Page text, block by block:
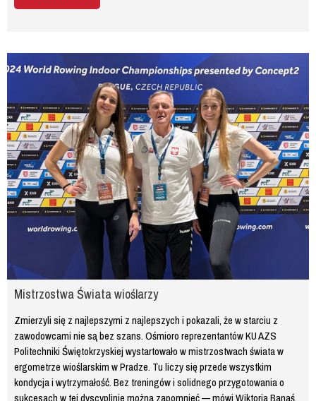
Mistrzostwa Świata wioślarzy
Zmierzyli się z najlepszymi z najlepszych i pokazali, że w starciu z
zawodowcami nie są bez szans. Ośmioro reprezentantów KU AZS
Politechniki Świętokrzyskiej wystartowało w mistrzostwach świata w
ergometrze wioślarskim w Pradze. Tu liczy się przede wszystkim
kondycja i wytrzymałość. Bez treningów i solidnego przygotowania o
sukcesach w tej dyscyplinie można zapomnieć — mówi Wiktoria Banaś.